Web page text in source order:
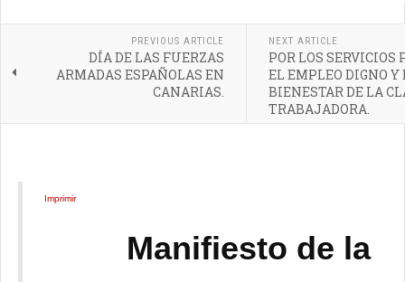
PREVIOUS ARTICLE
DÍA DE LAS FUERZAS
ARMADAS ESPAÑOLAS EN
CANARIAS.
NEXT ARTICLE
POR LOS SERVICIOS
EL EMPLEO DIGNO Y
BIENESTAR DE LA
TRABAJADORA.
Imprimir
Manifiesto de la